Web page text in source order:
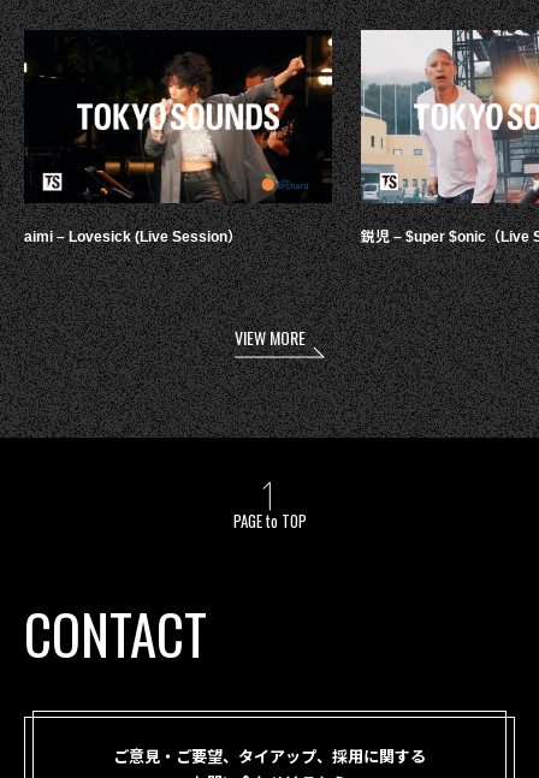
aimi – Lovesick (Live Session） 鋭児 – $uper $onic（Live
VIEW MORE
PAGE to TOP
CONTACT
ご意見・ご要望、タイアップ、採用に関する